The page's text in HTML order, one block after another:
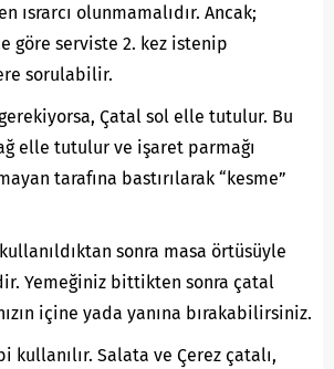
ısrarcı olunmamalıdır. Ancak;
göre serviste 2. kez istenip
sorulabilir.
Çatal sol elle tutulur. Bu
elle tutulur ve işaret parmağı
tarafına bastırılarak “kesme”
sonra masa örtüsüyle
Yemeğiniz bittikten sonra çatal
içine yada yanına bırakabilirsiniz.
kullanılır. Salata ve Çerez çatalı,